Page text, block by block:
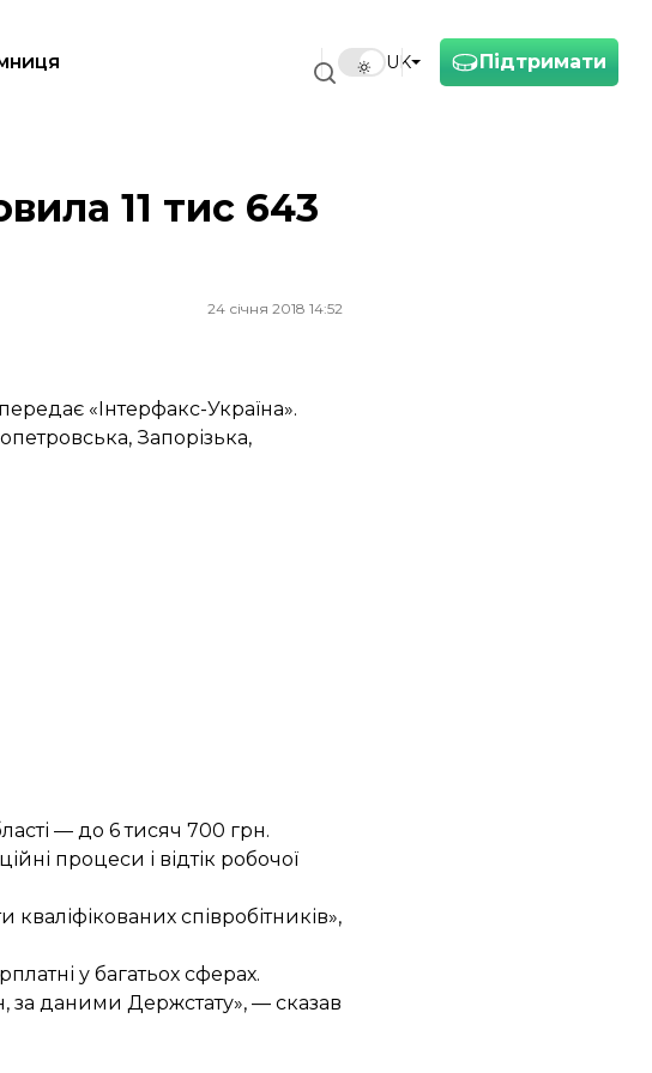
Підтримати
UK
11 тис 643
24 січня 2018 14:52
«Інтерфакс-Україна».
Запорізька,
— до 6 тисяч 700 грн.
процеси і відтік робочої
співробітників»,
у багатьох сферах.
за даними Держстату», — сказав